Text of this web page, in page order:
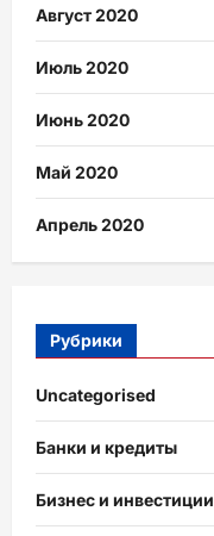
Август 2020
Июль 2020
Июнь 2020
Май 2020
Апрель 2020
Рубрики
Uncategorised
Банки и кредиты
Бизнес и инвестиции